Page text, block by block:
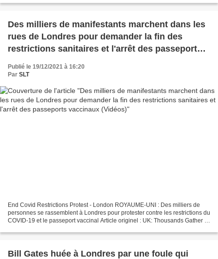
Des milliers de manifestants marchent dans les
rues de Londres pour demander la fin des
restrictions sanitaires et l'arrêt des passeports
vaccinaux (Vidéos)
Publié le 19/12/2021 à 16:20
Par SLT
End Covid Restrictions Protest - London ROYAUME-UNI : Des milliers de
personnes se rassemblent à Londres pour protester contre les restrictions du
COVID-19 et le passeport vaccinal Article originel : UK: Thousands Gather In
Bill Gates huée à Londres par une foule qui